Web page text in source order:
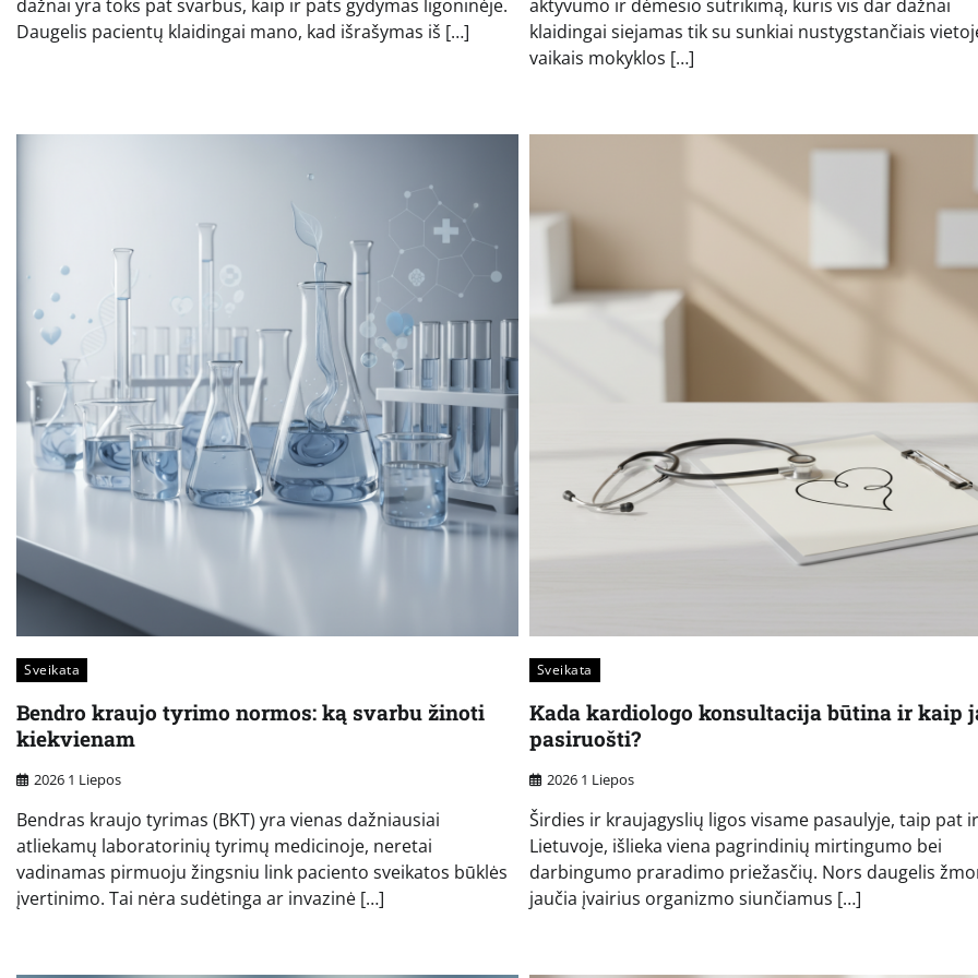
dažnai yra toks pat svarbus, kaip ir pats gydymas ligoninėje.
Daugelis pacientų klaidingai mano, kad išrašymas iš […]
aktyvumo ir dėmesio sutrikimą, kuris vis dar dažnai
klaidingai siejamas tik su sunkiai nustygstančiais
vaikais mokyklos […]
Sveikata
Bendro kraujo tyrimo normos: ką svarbu žinoti
kiekvienam
2026 1 Liepos
Bendras kraujo tyrimas (BKT) yra vienas dažniausiai
atliekamų laboratorinių tyrimų medicinoje, neretai
vadinamas pirmuoju žingsniu link paciento sveikatos būklės
įvertinimo. Tai nėra sudėtinga ar invazinė […]
Sveikata
Kada kardiologo konsultacija būtina ir kaip
pasiruošti?
2026 1 Liepos
Širdies ir kraujagyslių ligos visame pasaulyje, taip pat ir
Lietuvoje, išlieka viena pagrindinių mirtingumo bei
darbingumo praradimo priežasčių. Nors daugelis
jaučia įvairius organizmo siunčiamus […]